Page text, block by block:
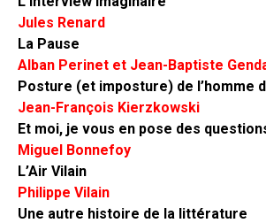
Jules Renard
La Pause
Alban Perinet et Jean-Baptiste
Posture (et imposture) de l’homme
Jean-François Kierzkowski
Et moi, je vous en pose des
Miguel Bonnefoy
L’Air Vilain
Philippe Vilain
Une autre histoire de la littérature